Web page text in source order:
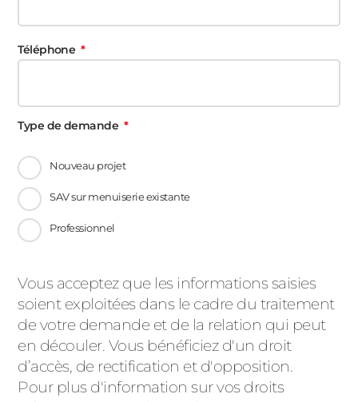
Téléphone
Type de demande
Nouveau projet
SAV sur menuiserie existante
Professionnel
Message
d'état
Vous acceptez que les informations saisies
soient exploitées dans le cadre du traitement
de votre demande et de la relation qui peut
en découler. Vous bénéficiez d'un droit
d’accès, de rectification et d'opposition.
Pour plus d'information sur vos droits